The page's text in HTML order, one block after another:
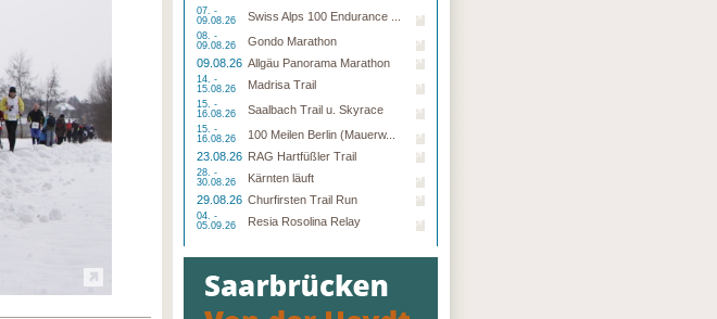
07. -
09.08.26
Swiss Alps 100 Endurance ...
08. -
09.08.26
Gondo Marathon
09.08.26 Allgäu Panorama Marathon
14. -
15.08.26
Madrisa Trail
15. -
16.08.26
Saalbach Trail u. Skyrace
15. -
16.08.26
100 Meilen Berlin (Mauerw...
23.08.26 RAG Hartfüßler Trail
28. -
30.08.26
Kärnten läuft
29.08.26 Churfirsten Trail Run
04. -
05.09.26
Resia Rosolina Relay